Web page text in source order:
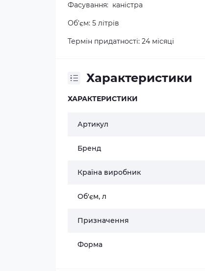
Фасування: каністра
Об'єм: 5 літрів
Термін придатності: 24 місяці
Характеристики
ХАРАКТЕРИСТИКИ
Артикул
Бренд
Країна виробник
Об'єм, л
Призначення
Форма